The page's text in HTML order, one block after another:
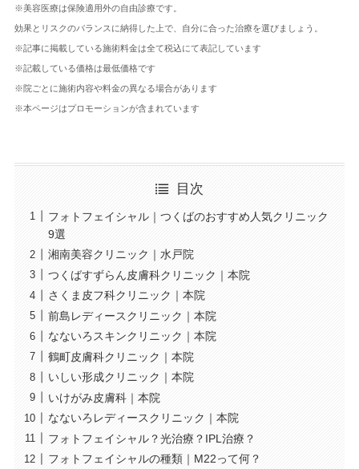
※美容医療は保険適用外の自由診療です。
効果とリスクのバランスに納得した上で、自分に合った治療を選びましょう。
※記事に掲載している施術料金は全て税込にて表記しています
※記載している価格は最低価格です
※院ごとに施術内容や料金の異なる場合があります
※本ページはプロモーションが含まれています
目次
フォトフェイシャル｜つくばのおすすめ人気クリニック
9選
湘南美容クリニック｜水戸院
つくばすずらん皮膚科クリニック｜本院
さくま皮フ科クリニック｜本院
前島レディースクリニック｜本院
なないろスキンクリニック｜本院
鶴町皮膚科クリニック｜本院
いしい形成クリニック｜本院
いけがみ皮膚科｜本院
なないろレディースクリニック｜本院
フォトフェイシャル？光治療？IPL治療？
フォトフェイシャルの種類｜M22って何？